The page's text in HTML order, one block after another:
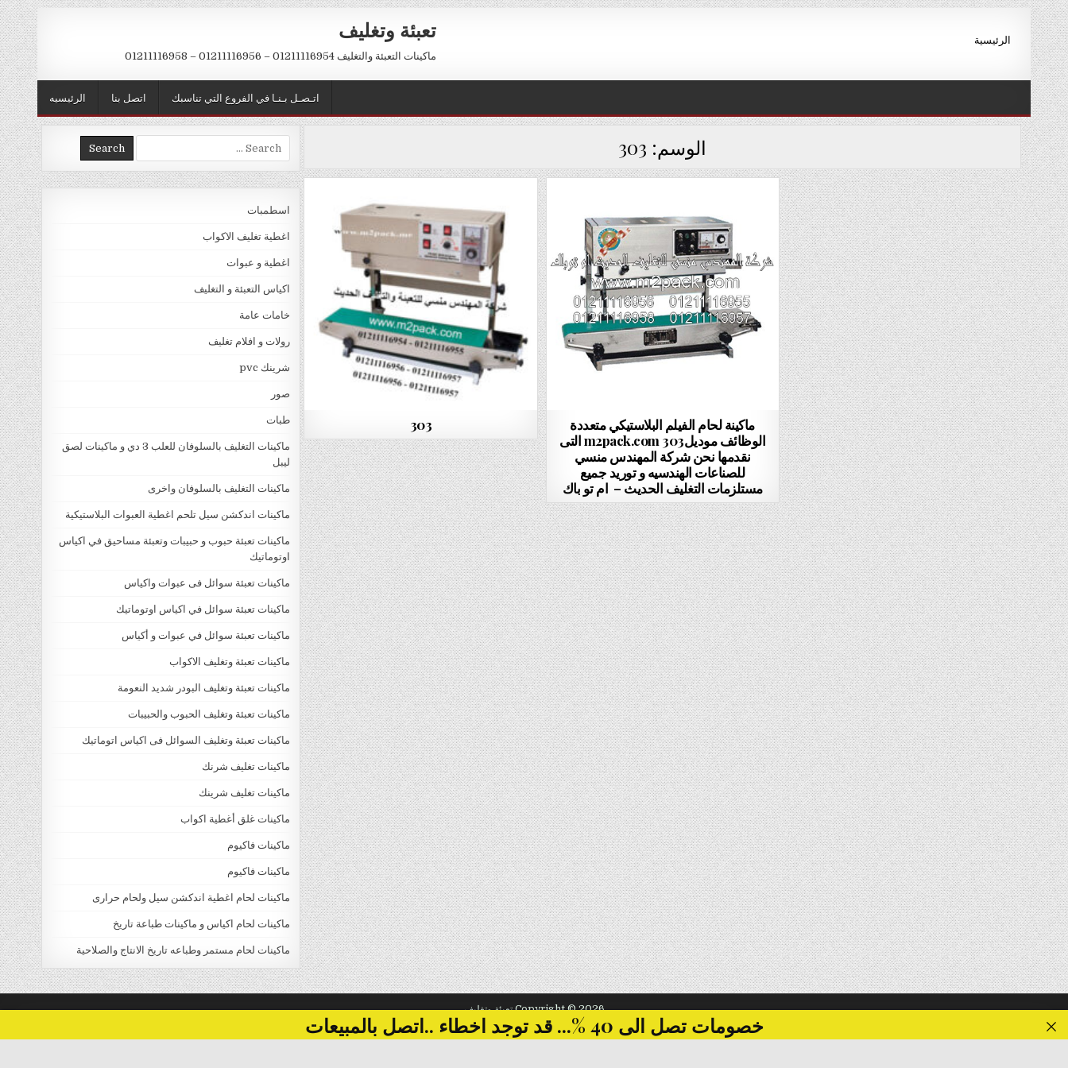
Skip
to
content
تعبئة وتغليف
ماكينات التعبئة والتغليف 01211116954 – 01211116956 – 01211116958
الرئيسية
الرئيسيه اتصل بنا اتـصـل بـنـا في الفروع التي تناسبك
الوسم: 303
303
ماكينة لحام الفيلم البلاستيكي متعددة
الوظائف موديلm2pack.com 303 التى
نقدمها نحن شركة المهندس منسي
للصناعات الهندسيه و توريد جميع
مستلزمات التغليف الحديث – ام تو باك
Search
for:
اسطمبات
اغطية تغليف الاكواب
اغطية و عبوات
اكياس التعبئة و التغليف
خامات عامة
رولات و افلام تغليف
شرينك pvc
صور
طبات
ماكينات التغليف بالسلوفان للعلب 3 دي و ماكينات لصق
ليبل
ماكينات التغليف بالسلوفان واخرى
ماكينات اندكشن سيل تلحم اغطية العبوات البلاستيكية
ماكينات تعبئة حبوب و حبيبات وتعبئة مساحيق في اكياس
اوتوماتيك
ماكينات تعبئة سوائل فى عبوات واكياس
ماكينات تعبئة سوائل في اكياس اوتوماتيك
ماكينات تعبئة سوائل في عبوات و أكياس
ماكينات تعبئة وتغليف الاكواب
ماكينات تعبئة وتغليف البودر شديد النعومة
ماكينات تعبئة وتغليف الحبوب والحبيبات
ماكينات تعبئة وتغليف السوائل فى اكياس اتوماتيك
ماكينات تغليف شرنك
ماكينات تغليف شرينك
ماكينات غلق أغطية اكواب
ماكينات فاكيوم
ماكينات فاكيوم
ماكينات لحام اغطية اندكشن سيل ولحام حرارى
ماكينات لحام اكياس و ماكينات طباعة تاريخ
ماكينات لحام مستمر وطباعه تاريخ الانتاج والصلاحية
Copyright © 2026 تعبئة وتغليف
Design by ThemesDNA.com
خصومات تصل الى 40 %... قد توجد اخطاء ..اتصل بالمبيعات